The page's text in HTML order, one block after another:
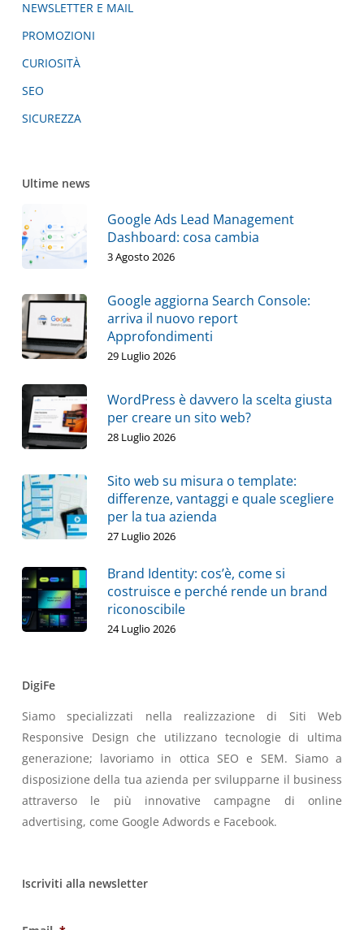
NEWSLETTER E MAIL
PROMOZIONI
CURIOSITÀ
SEO
SICUREZZA
Ultime news
Google Ads Lead Management
Dashboard: cosa cambia
3 Agosto 2026
Google aggiorna Search Console:
arriva il nuovo report
Approfondimenti
29 Luglio 2026
WordPress è davvero la scelta giusta
per creare un sito web?
28 Luglio 2026
Sito web su misura o template:
differenze, vantaggi e quale scegliere
per la tua azienda
27 Luglio 2026
Brand Identity: cos’è, come si
costruisce e perché rende un brand
riconoscibile
24 Luglio 2026
DigiFe
Siamo specializzati nella realizzazione di Siti Web
Responsive Design che utilizzano tecnologie di ultima
generazione; lavoriamo in ottica SEO e SEM. Siamo a
disposizione della tua azienda per svilupparne il business
attraverso le più innovative campagne di online
advertising, come Google Adwords e Facebook.
Iscriviti alla newsletter